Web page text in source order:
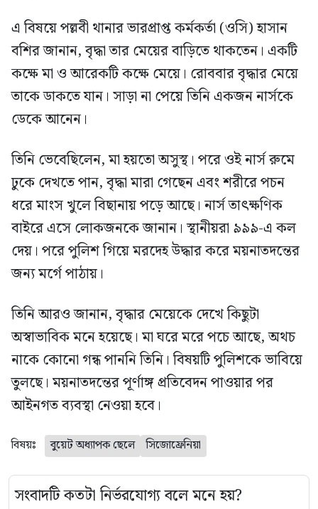
এ বিষয়ে পল্লবী থানার ভারপ্রাপ্ত কর্মকর্তা (ওসি) হাসান
বশির জানান, বৃদ্ধা তার মেয়ের বাড়িতে থাকতেন। একটি
কক্ষে মা ও আরেকটি কক্ষে মেয়ে। রোববার বৃদ্ধার মেয়ে
তাকে ডাকতে যান। সাড়া না পেয়ে তিনি একজন নার্সকে
ডেকে আনেন।
তিনি ভেবেছিলেন, মা হয়তো অসুস্থ। পরে ওই নার্স রুমে
ঢুকে দেখতে পান, বৃদ্ধা মারা গেছেন এবং শরীরে পচন
ধরে মাংস খুলে বিছানায় পড়ে আছে। নার্স তাৎক্ষণিক
বাইরে এসে লোকজনকে জানান। স্থানীয়রা ৯৯৯-এ কল
দেয়। পরে পুলিশ গিয়ে মরদেহ উদ্ধার করে ময়নাতদন্তের
জন্য মর্গে পাঠায়।
তিনি আরও জানান, বৃদ্ধার মেয়েকে দেখে কিছুটা
অস্বাভাবিক মনে হয়েছে। মা ঘরে মরে পচে আছে, অথচ
নাকে কোনো গন্ধ পাননি তিনি। বিষয়টি পুলিশকে ভাবিয়ে
তুলছে। ময়নাতদন্তের পূর্ণাঙ্গ প্রতিবেদন পাওয়ার পর
আইনগত ব্যবস্থা নেওয়া হবে।
বিষয়ঃ বুয়েট অধ্যাপক ছেলে সিজোফ্রেনিয়া
সংবাদটি কতটা নির্ভরযোগ্য বলে মনে হয়?